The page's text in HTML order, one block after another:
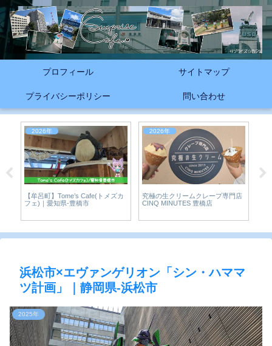
プロフィール サイトマップ
プライバシーポリシー 問い合わせ
2026年
【牟呂町】Tome’s Cafe(トメズカ
フェ)｜愛知県-豊橋市
2026年
究極の生クリームクレープ専門店
CINQ MINUTES 豊橋店
浜松市×エヴァンゲリオン「シン・ハママ
ツ計画」｜静岡県-浜松市
2025年